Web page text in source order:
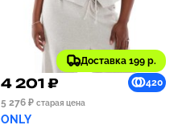
Доставка 199 р.
4 201 ₽
420
5 276 ₽ старая цена
ONLY